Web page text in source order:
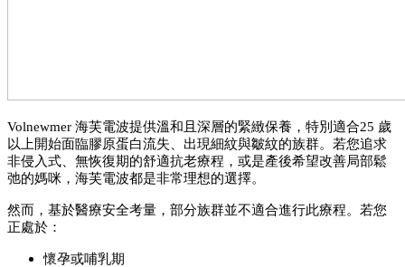
Volnewmer 海芙電波提供溫和且深層的緊緻保養，特別適合25 歲
以上開始面臨膠原蛋白流失、出現細紋與皺紋的族群。若您追求
非侵入式、無恢復期的舒適抗老療程，或是產後希望改善局部鬆
弛的媽咪，海芙電波都是非常理想的選擇。
然而，基於醫療安全考量，部分族群並不適合進行此療程。若您
正處於：
懷孕或哺乳期